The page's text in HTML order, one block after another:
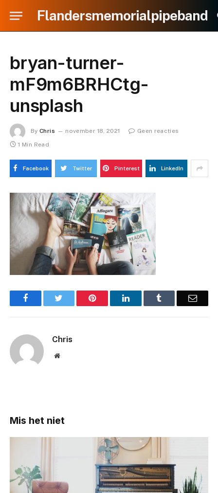
Flandersmemorialpipeband
bryan-turner-
mF9m6BRHCtg-
unsplash
By Chris november 18, 2021
Geen reacties
1 Min Read
Facebook Twitter Pinterest LinkedIn
Facebook Pinterest LinkedIn Email
Chris
Website
Mis het niet